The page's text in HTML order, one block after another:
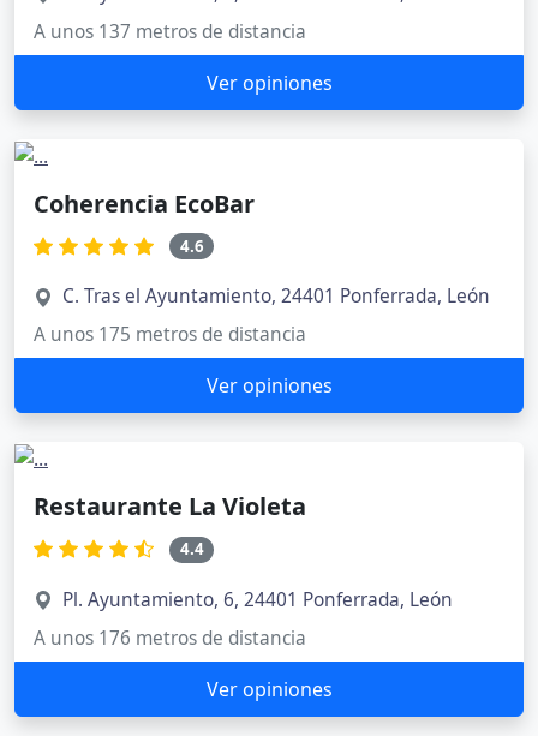
A unos 137 metros de distancia
Ver opiniones
Coherencia EcoBar
4.6
C. Tras el Ayuntamiento, 24401 Ponferrada, León
A unos 175 metros de distancia
Ver opiniones
Restaurante La Violeta
4.4
Pl. Ayuntamiento, 6, 24401 Ponferrada, León
A unos 176 metros de distancia
Ver opiniones